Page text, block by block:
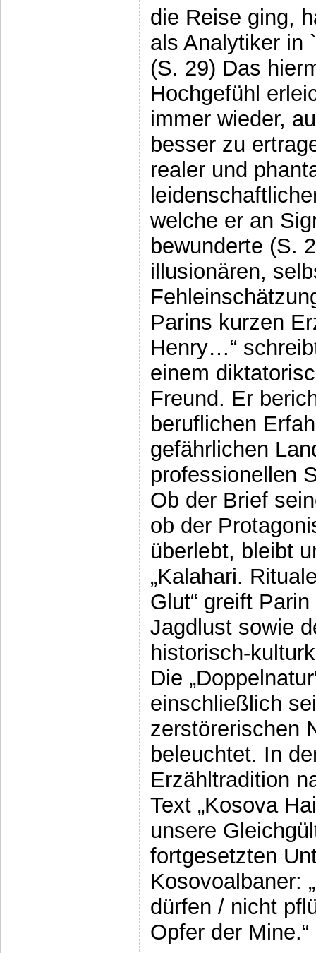
die Reise ging,
als Analytiker in
(S. 29) Das
Hochgefühl
immer wieder,
besser zu
realer und
welche er an
bewunderte (S.
illusionären,
Parins kurzen
Henry…“
einem
Freund. Er
beruflichen
gefährlichen
professionellen
Ob der Brief
ob der
überlebt, bleibt
„Kalahari.
Glut“ greift
Jagdlust sowie
historisch-
Die
einschließlich
zerstörerischen
beleuchtet. In
Erzähltradition
Text „Kosova
unsere
fortgesetzten
Kosovoalbaner:
dürfen / nicht
Opfer der